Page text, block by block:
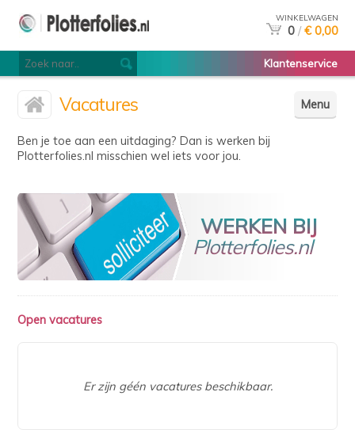
WINKELWAGEN
0 / € 0,00
Klantenservice
Menu
Vacatures
Ben je toe aan een uitdaging? Dan is werken bij
Plotterfolies.nl misschien wel iets voor jou.
WERKEN BIJ
Plotterfolies.nl
Open vacatures
Er zijn géén vacatures beschikbaar.